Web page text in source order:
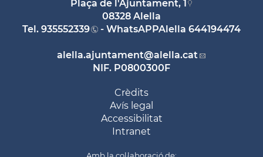
Plaça de l'Ajuntament, 1
08328 Alella
Tel. 935552339 - WhatsAPPAlella 644194474
alella.ajuntament@alella.cat
NIF. P0800300F
Crèdits
Avís legal
Accessibilitat
Intranet
Amb la col·laboració de: